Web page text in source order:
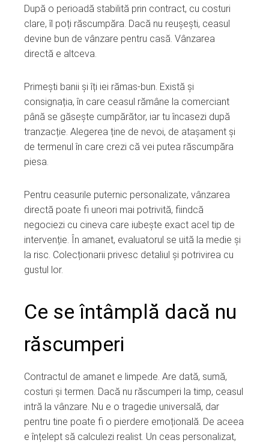
După o perioadă stabilită prin contract, cu costuri
clare, îl poți răscumpăra. Dacă nu reușești, ceasul
devine bun de vânzare pentru casă. Vânzarea
directă e altceva.
Primești banii și îți iei rămas-bun. Există și
consignația, în care ceasul rămâne la comerciant
până se găsește cumpărător, iar tu încasezi după
tranzacție. Alegerea ține de nevoi, de atașament și
de termenul în care crezi că vei putea răscumpăra
piesa.
Pentru ceasurile puternic personalizate, vânzarea
directă poate fi uneori mai potrivită, fiindcă
negociezi cu cineva care iubește exact acel tip de
intervenție. În amanet, evaluatorul se uită la medie și
la risc. Colecționarii privesc detaliul și potrivirea cu
gustul lor.
Ce se întâmplă dacă nu
răscumperi
Contractul de amanet e limpede. Are dată, sumă,
costuri și termen. Dacă nu răscumperi la timp, ceasul
intră la vânzare. Nu e o tragedie universală, dar
pentru tine poate fi o pierdere emoțională. De aceea
e înțelept să calculezi realist. Un ceas personalizat,